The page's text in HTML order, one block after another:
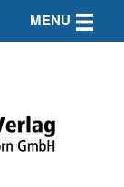
MENU Toggle